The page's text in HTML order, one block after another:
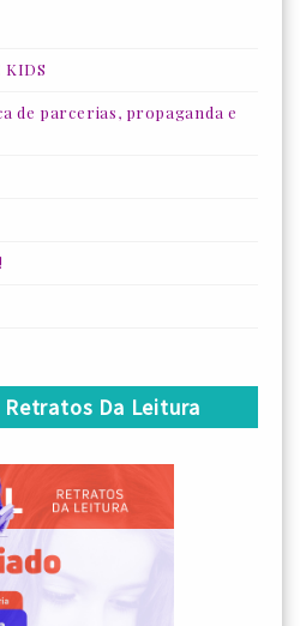
KIDS
de parcerias, propaganda e
Retratos Da Leitura